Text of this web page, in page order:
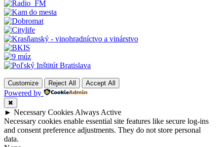
Customize Reject All Accept All
Powered by
✖
► Necessary Cookies Always Active
Necessary cookies enable essential site features like secure log-ins
and consent preference adjustments. They do not store personal
data.